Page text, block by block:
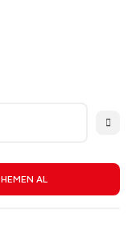
HEMEN AL